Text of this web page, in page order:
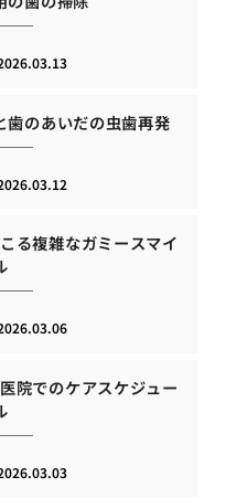
歯のあいだの虫歯再発
る複雑なガミースマイ
院でのケアスケジュー